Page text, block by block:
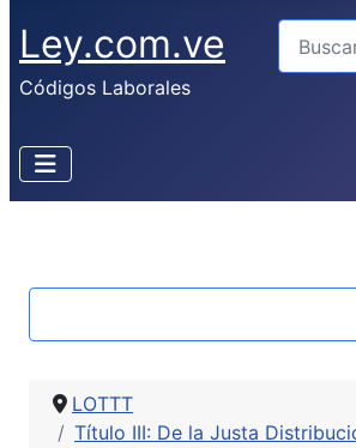
Ley.com.ve
Códigos Laborales
LOTTT
Título III: De la Justa